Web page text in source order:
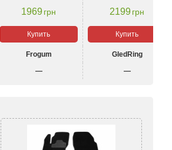
1969грн 2199грн
Купить Купить
Frogum GledRing
— —